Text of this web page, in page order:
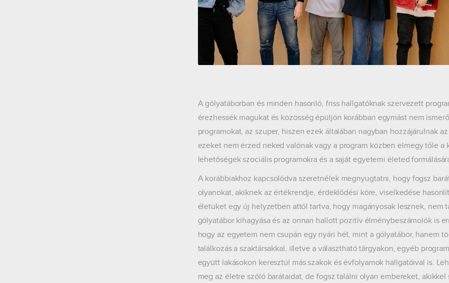
A gólyatáborban és minden hasonló, friss hallgatóknak szervezett
érezhessék magukat és közösség épüljön korábban egymást nem
programokat, az szuper, hiszen ezek általában nagyban hozzájárulnak
ezeket nem érzed neked valónak vagy a program közben elmegy tőle a
lehetőségek szociális programokra és a saját egyetemi életed
A korábbiakhoz kapcsolódva szeretnélek megnyugtatni, hogy fogsz
olyanokat, akiknek az értékrendje, érdeklődési köre, viselkedése
életüket egy új helyzetben attól tartva, hogy magányosak lesznek, nem
gólyatábor kihagyása és az onnan hallott pozitív élménybeszámolók is
hogy az egyetem nem csupán egy nyári hét, mint a gólyatábor, hanem
találkozás a szaktársakkal, illetve a választható tárgyakon, egyéb
együtt lakásokon keresztül más szakok és évfolyamok hallgatóival is.
meg az életre szóló barátaidat, de fogsz találni olyan embereket,